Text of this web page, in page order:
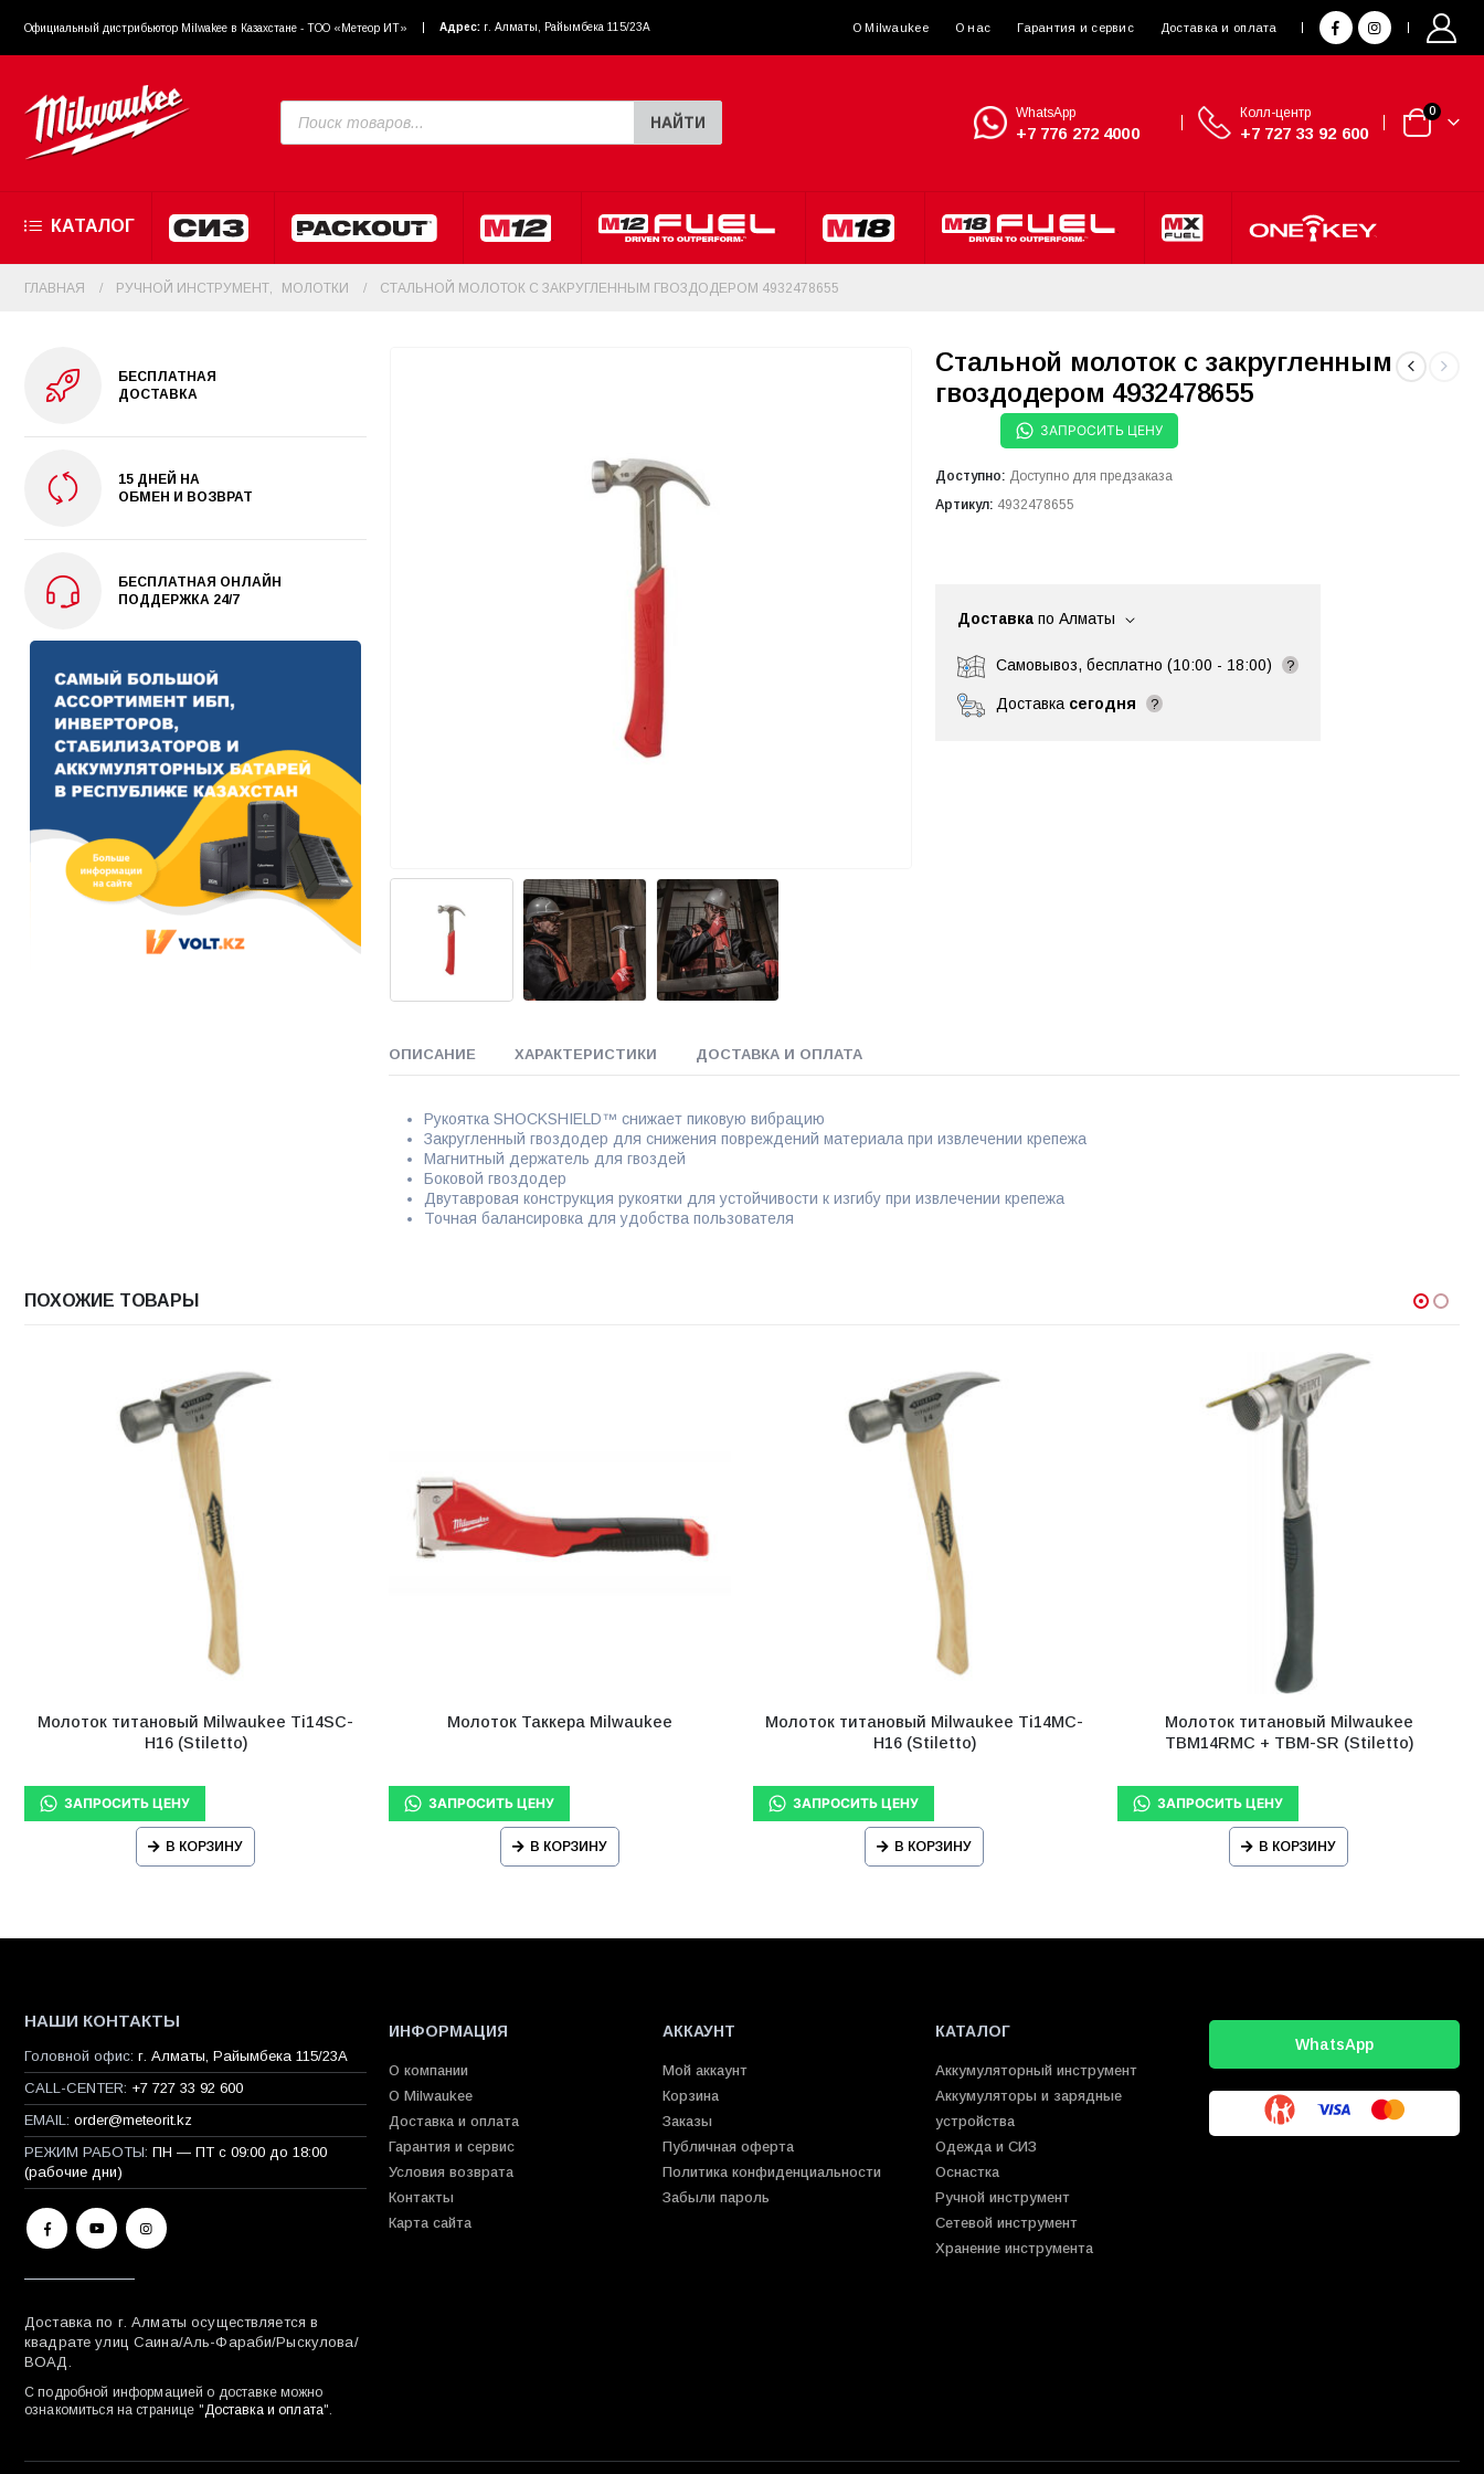
Официальный диcтрибьютор Milwakee в Казахстане - ТОО «Метеор ИТ» Адрес: г. Алматы, Райымбека 115/23A О Milwaukee О нас Гарантия и сервис Доставка и оплата
НАЙТИ
WhatsApp
+7 776 272 4000
Колл-центр
+7 727 33 92 600
0
КАТАЛОГ
ГЛАВНАЯ РУЧНОЙ ИНСТРУМЕНТ МОЛОТКИ СТАЛЬНОЙ МОЛОТОК С ЗАКРУГЛЕННЫМ ГВОЗДОДЕРОМ 4932478655
Стальной молоток с закругленным
гвоздодером 4932478655
ЗАПРОСИТЬ ЦЕНУ
Доступно: Доступно для предзаказа
Артикул: 4932478655
Доставка по Алматы
Самовывоз, бесплатно (10:00 - 18:00) ?
Доставка сегодня ?
ОПИСАНИЕ ХАРАКТЕРИСТИКИ ДОСТАВКА И ОПЛАТА
Рукоятка SHOCKSHIELD™ снижает пиковую вибрацию
Закругленный гвоздодер для снижения повреждений материала при извлечении крепежа
Магнитный держатель для гвоздей
Боковой гвоздодер
Двутавровая конструкция рукоятки для устойчивости к изгибу при извлечении крепежа
Точная балансировка для удобства пользователя
БЕСПЛАТНАЯ
ДОСТАВКА
15 ДНЕЙ НА
ОБМЕН И ВОЗВРАТ
БЕСПЛАТНАЯ ОНЛАЙН
ПОДДЕРЖКА 24/7
ПОХОЖИЕ ТОВАРЫ
Молоток титановый Milwaukee Ti14SC-
H16 (Stiletto)
В КОРЗИНУ
Молоток Таккера Milwaukee
В КОРЗИНУ
Молоток титановый Milwaukee Ti14MC-
H16 (Stiletto)
В КОРЗИНУ
Молоток титановый Milwaukee
TBM14RMC + TBM-SR (Stiletto)
В КОРЗИНУ
НАШИ КОНТАКТЫ
Головной офис: г. Алматы, Райымбека 115/23A
CALL-CENTER: +7 727 33 92 600
EMAIL: order@meteorit.kz
РЕЖИМ РАБОТЫ: ПН — ПТ с 09:00 до 18:00
(рабочие дни)
Доставка по г. Алматы осуществляется в
квадрате улиц Саина/Аль-Фараби/Рыскулова/
ВОАД.
С подробной информацией о доставке можно
ознакомиться на странице "Доставка и оплата".
ИНФОРМАЦИЯ
О компании
О Milwaukee
Доставка и оплата
Гарантия и сервис
Условия возврата
Контакты
Карта сайта
АККАУНТ
Мой аккаунт
Корзина
Заказы
Публичная оферта
Политика конфиденциальности
Забыли пароль
КАТАЛОГ
Аккумуляторный инструмент
Аккумуляторы и зарядные
устройства
Одежда и СИЗ
Оснастка
Ручной инструмент
Сетевой инструмент
Хранение инструмента
WhatsApp